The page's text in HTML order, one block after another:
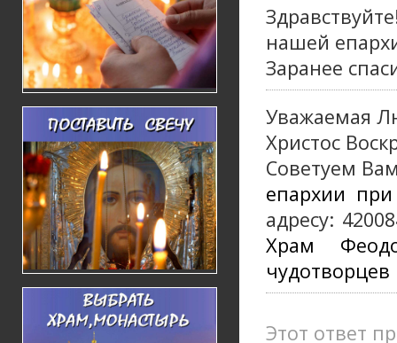
нашей
Заранее
Уважаемая
Христос
Советуем
епархии
адресу:
Храм
чудотворцев
Этот ответ